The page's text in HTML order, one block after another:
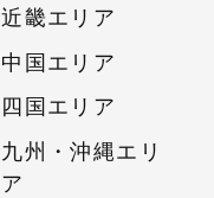
近畿エリア
中国エリア
四国エリア
九州・沖縄エリ
ア